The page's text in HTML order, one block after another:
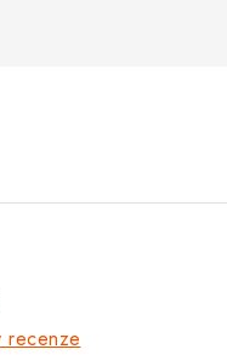
recenze